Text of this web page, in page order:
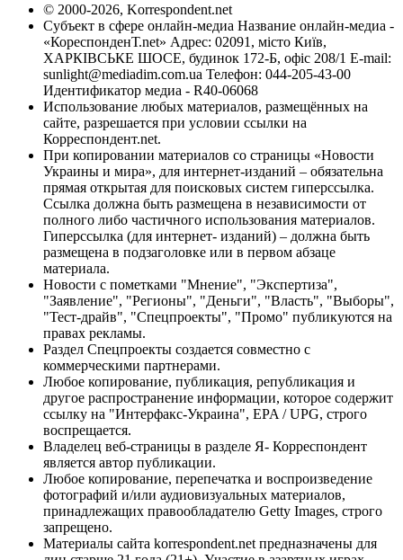
© 2000-2026, Korrespondent.net
Субъект в сфере онлайн-медиа Название онлайн-медиа -
«КореспонденТ.net» Адрес: 02091, місто Київ,
ХАРКІВСЬКЕ ШОСЕ, будинок 172-Б, офіс 208/1 E-mail:
sunlight@mediadim.com.ua Телефон: 044-205-43-00
Идентификатор медиа - R40-06068
Использование любых материалов, размещённых на
сайте, разрешается при условии ссылки на
Корреспондент.net.
При копировании материалов со страницы «Новости
Украины и мира», для интернет-изданий – обязательна
прямая открытая для поисковых систем гиперссылка.
Ссылка должна быть размещена в независимости от
полного либо частичного использования материалов.
Гиперссылка (для интернет- изданий) – должна быть
размещена в подзаголовке или в первом абзаце
материала.
Новости с пометками "Мнение", "Экспертиза",
"Заявление", "Регионы", "Деньги", "Власть", "Выборы",
"Тест-драйв", "Спецпроекты", "Промо" публикуются на
правах рекламы.
Раздел Спецпроекты создается совместно с
коммерческими партнерами.
Любое копирование, публикация, републикация и
другое распространение информации, которое содержит
ссылку на "Интерфакс-Украина", EPA / UPG, строго
воспрещается.
Владелец веб-страницы в разделе Я- Корреспондент
является автор публикации.
Любое копирование, перепечатка и воспроизведение
фотографий и/или аудиовизуальных материалов,
принадлежащих правообладателю Getty Images, строго
запрещено.
Материалы сайта korrespondent.net предназначены для